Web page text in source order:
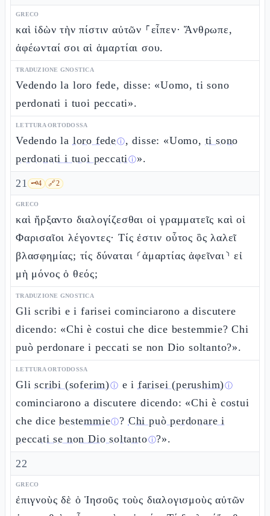
GRECO
καὶ ἰδὼν τὴν πίστιν αὐτῶν ⸀εἶπεν· Ἄνθρωπε,
ἀφέωνταί σοι αἱ ἁμαρτίαι σου.
TRADUZIONE GNOSTICA
Vedendo la loro fede, disse: «Uomo, ti sono
perdonati i tuoi peccati».
LETTURA ORTODOSSA
Vedendo la loro fedeⓘ, disse: «Uomo, ti sono
perdonati i tuoi peccatiⓘ».
21 🗝️4 🔗2
GRECO
καὶ ἤρξαντο διαλογίζεσθαι οἱ γραμματεῖς καὶ οἱ
Φαρισαῖοι λέγοντες· Τίς ἐστιν οὗτος ὃς λαλεῖ
βλασφημίας; τίς δύναται ⸂ἁμαρτίας ἀφεῖναι⸃ εἰ
μὴ μόνος ὁ θεός;
TRADUZIONE GNOSTICA
Gli scribi e i farisei cominciarono a discutere
dicendo: «Chi è costui che dice bestemmie? Chi
può perdonare i peccati se non Dio soltanto?».
LETTURA ORTODOSSA
Gliscribi (soferim)ⓘ e i farisei (perushim)ⓘ
cominciarono a discutere dicendo: «Chi è costui
che dicebestemmieⓘ? Chi può perdonare i
peccati se non Dio soltantoⓘ?».
22
GRECO
ἐπιγνοὺς δὲ ὁ Ἰησοῦς τοὺς διαλογισμοὺς αὐτῶν